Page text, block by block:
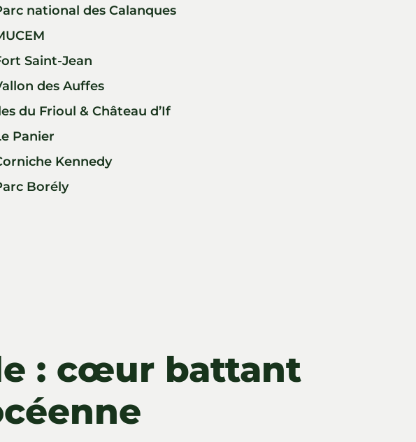
national des Calanques
Saint-Jean
des Auffes
du Frioul & Château d’If
Panier
Kennedy
Borély
: cœur battant